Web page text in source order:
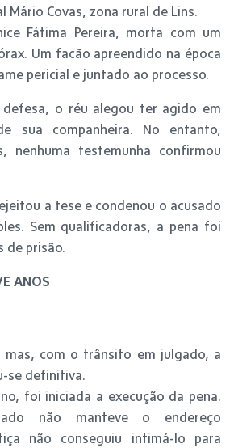
Mário Covas, zona rural de Lins.
Fátima Pereira, morta com um
Um facão apreendido na época
pericial e juntado ao processo.
o réu alegou ter agido em
sua companheira. No entanto,
nenhuma testemunha confirmou
a tese e condenou o acusado
Sem qualificadoras, a pena foi
de prisão.
ANOS
mas, com o trânsito em julgado, a
se definitiva.
foi iniciada a execução da pena.
não manteve o endereço
não conseguiu intimá-lo para